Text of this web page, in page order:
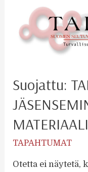
Suojattu:
TAPAHTUMAT
Otetta ei näytetä,